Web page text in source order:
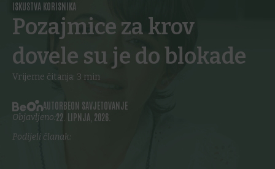
ISKUSTVA KORISNIKA
Pozajmice za krov
dovele su je do blokade
Vrijeme čitanja: 3 min
AUTORBEON SAVJETOVANJE
Objavljeno:22. LIPNJA, 2026.
Podijeli članak: